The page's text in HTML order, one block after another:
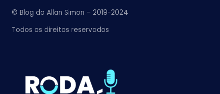
© Blog do Allan Simon – 2019-2024
Todos os direitos reservados